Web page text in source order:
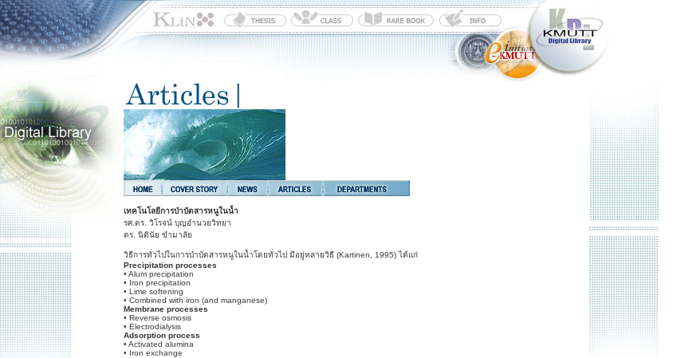
เทคโนโลยีการบำบัดสารหนูในน้ำ
รศ.ดร. วิโรจน์ บุญอำนวยวิทยา
ดร. นิตินัย ขำมาลัย
วิธีการทั่วไปในการบำบัดสารหนูในน้ำโดยทั่วไป มีอยู่หลายวิธี (Kartinen, 1995) ได้แก่
Precipitation processes
• Alum precipitation
• Iron precipitation
• Lime softening
• Combined with iron (and manganese)
Membrane processes
• Reverse osmosis
• Electrodialysis
Adsorption process
• Activated alumina
• Iron exchange